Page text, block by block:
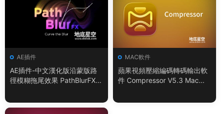
AE插件
AE插件-中文漢化版沿蒙版路
徑模糊拖尾效果 PathBlurFX 1.
MAC軟件
蘋果視頻壓縮編碼轉碼輸出軟
件 Compressor V5.3 Mac英/